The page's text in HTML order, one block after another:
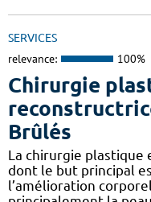
SERVICES
relevance: 100%
Chirurgie
Brûlés
La chirurgie plastique
dont le but principal
l’amélioration